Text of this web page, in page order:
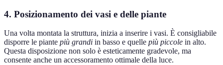
4. Posizionamento dei vasi e delle piante
Una volta montata la struttura, inizia a inserire i vasi. È consigliabile
disporre le piante più grandi in basso e quelle più piccole in alto.
Questa disposizione non solo è esteticamente gradevole, ma
consente anche un accessoramento ottimale della luce.